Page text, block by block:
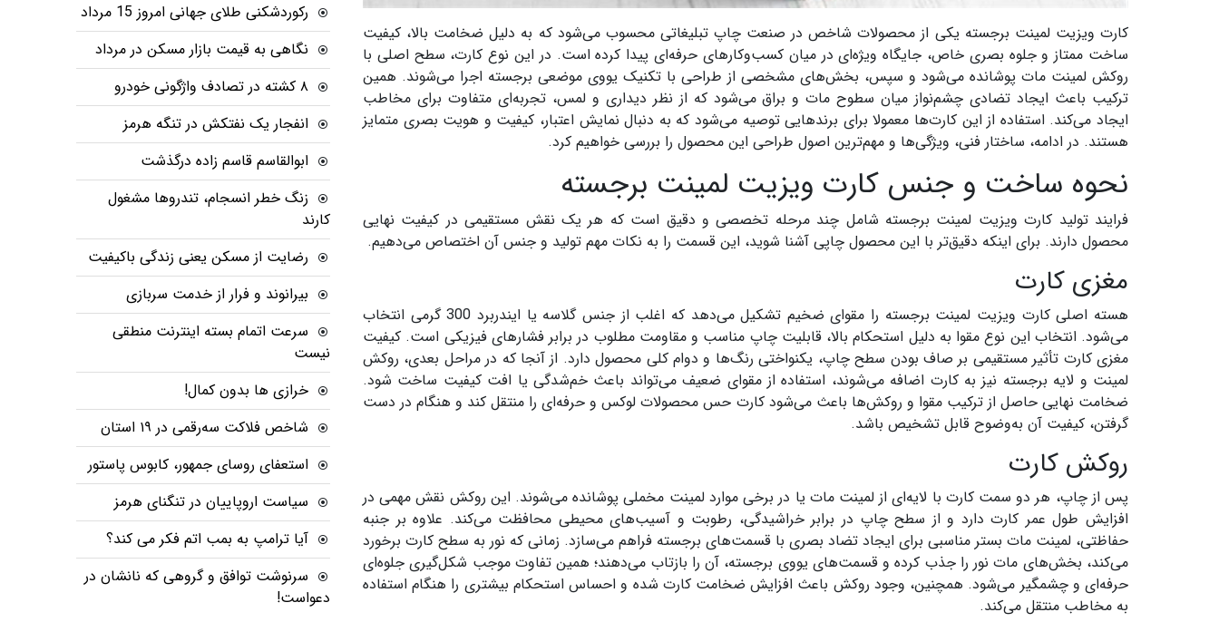
کارت ویزیت لمینت برجسته یکی از محصولات شاخص در صنعت چاپ تبلیغاتی محسوب می‌شود که به دلیل ضخامت بالا، کیفیت
ساخت ممتاز و جلوه بصری خاص، جایگاه ویژه‌ای در میان کسب‌وکارهای حرفه‌ای پیدا کرده است. در این نوع کارت، سطح اصلی با
روکش لمینت مات پوشانده می‌شود و سپس، بخش‌های مشخصی از طراحی با تکنیک یووی موضعی برجسته اجرا می‌شوند. همین
ترکیب باعث ایجاد تضادی چشم‌نواز میان سطوح مات و براق می‌شود که از نظر دیداری و لمس، تجربه‌ای متفاوت برای مخاطب
ایجاد می‌کند. استفاده از این کارت‌ها معمولا برای برندهایی توصیه می‌شود که به دنبال نمایش اعتبار، کیفیت و هویت بصری متمایز
هستند. در ادامه، ساختار فنی، ویژگی‌ها و مهم‌ترین اصول طراحی این محصول را بررسی خواهیم کرد.
نحوه ساخت و جنس کارت ویزیت لمینت برجسته
فرایند تولید کارت ویزیت لمینت برجسته شامل چند مرحله تخصصی و دقیق است که هر یک نقش مستقیمی در کیفیت نهایی
محصول دارند. برای اینکه دقیق‌تر با این محصول چاپی آشنا شوید، این قسمت را به نکات مهم تولید و جنس آن اختصاص می‌دهیم.
مغزی کارت
هسته اصلی کارت ویزیت لمینت برجسته را مقوای ضخیم تشکیل می‌دهد که اغلب از جنس گلاسه یا ایندربرد 300 گرمی انتخاب
می‌شود. انتخاب این نوع مقوا به دلیل استحکام بالا، قابلیت چاپ مناسب و مقاومت مطلوب در برابر فشارهای فیزیکی است. کیفیت
مغزی کارت تأثیر مستقیمی بر صاف بودن سطح چاپ، یکنواختی رنگ‌ها و دوام کلی محصول دارد. از آنجا که در مراحل بعدی، روکش
لمینت و لایه برجسته نیز به کارت اضافه می‌شوند، استفاده از مقوای ضعیف می‌تواند باعث خم‌شدگی یا افت کیفیت ساخت شود.
ضخامت نهایی حاصل از ترکیب مقوا و روکش‌ها باعث می‌شود کارت حس محصولات لوکس و حرفه‌ای را منتقل کند و هنگام در دست
گرفتن، کیفیت آن به‌وضوح قابل تشخیص باشد.
روکش کارت
پس از چاپ، هر دو سمت کارت با لایه‌ای از لمینت مات یا در برخی موارد لمینت مخملی پوشانده می‌شوند. این روکش نقش مهمی در
افزایش طول عمر کارت دارد و از سطح چاپ در برابر خراشیدگی، رطوبت و آسیب‌های محیطی محافظت می‌کند. علاوه بر جنبه
حفاظتی، لمینت مات بستر مناسبی برای ایجاد تضاد بصری با قسمت‌های برجسته فراهم می‌سازد. زمانی که نور به سطح کارت برخورد
می‌کند، بخش‌های مات نور را جذب کرده و قسمت‌های یووی برجسته، آن را بازتاب می‌دهند؛ همین تفاوت موجب شکل‌گیری جلوه‌ای
حرفه‌ای و چشمگیر می‌شود. همچنین، وجود روکش باعث افزایش ضخامت کارت شده و احساس استحکام بیشتری را هنگام استفاده
به مخاطب منتقل می‌کند.
رکوردشکنی طلای جهانی امروز 15 مرداد
نگاهی به قیمت بازار مسکن در مرداد
۸ کشته در تصادف واژگونی خودرو
انفجار یک نفتکش در تنگه هرمز
ابوالقاسم قاسم زاده درگذشت
زنگ خطر انسجام، تندروها مشغول
کارند
رضایت از مسکن یعنی زندگی باکیفیت
بیرانوند و فرار از خدمت سربازی
سرعت اتمام بسته‌ اینترنت منطقی
نیست
خرازی ها بدون کمال!
شاخص فلاکت سه‌رقمی در ۱۹ استان
استعفای روسای جمهور، کابوس پاستور
سیاست اروپاییان در تنگنای هرمز
آیا ترامپ به بمب اتم فکر می کند؟
سرنوشت توافق و گروهی که نانشان در
دعواست!